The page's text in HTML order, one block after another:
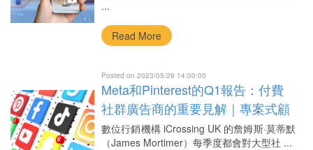
...
Read More
Posted on 2023/05/29 14:00:00
Meta和Pinterest的Q1報告：付費
社群廣告商的重要見解｜專案式顧
問服務
數位行銷機構 iCrossing UK 的詹姆斯·莫蒂默
（James Mortimer）每季度都會對大型社 ...